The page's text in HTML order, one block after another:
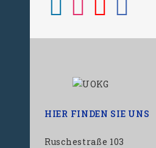
HIER FINDEN SIE UNS
Ruschestraße 103